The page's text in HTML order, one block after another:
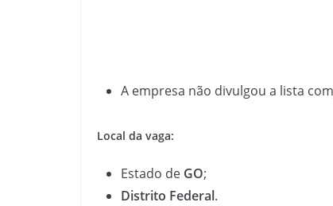
A empresa não divulgou a lista
Local da vaga:
Estado de GO;
Distrito Federal.